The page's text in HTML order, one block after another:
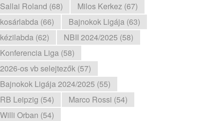
Sallai Roland (68)
Milos Kerkez (67)
kosárlabda (66)
Bajnokok Ligája (63)
kézilabda (62)
NBII 2024/2025 (58)
Konferencia Liga (58)
2026-os vb selejtezők (57)
Bajnokok Ligája 2024/2025 (55)
RB Leipzig (54)
Marco Rossi (54)
Willi Orban (54)